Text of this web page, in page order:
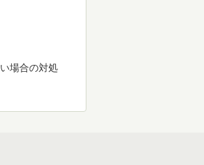
場合の対処